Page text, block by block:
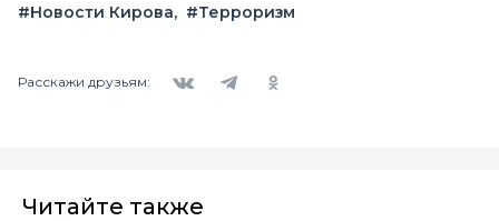
#Новости Кирова #Терроризм
Расскажи друзьям:
Читайте также